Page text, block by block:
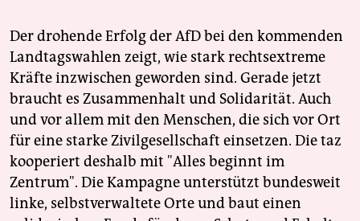
Der drohende Erfolg der AfD bei den kommenden
Landtagswahlen zeigt, wie stark rechtsextreme
Kräfte inzwischen geworden sind. Gerade jetzt
braucht es Zusammenhalt und Solidarität. Auch
und vor allem mit den Menschen, die sich vor Ort
für eine starke Zivilgesellschaft einsetzen. Die taz
kooperiert deshalb mit "Alles beginnt im
Zentrum". Die Kampagne unterstützt bundesweit
linke, selbstverwaltete Orte und baut einen